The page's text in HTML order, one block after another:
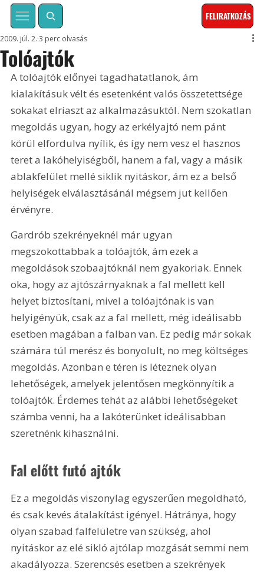
FELIRATKOZÁS
Tolóajtók
2009. júl. 2. 3 perc olvasás
A tolóajtók előnyei tagadhatatlanok, ám
kialakításuk vélt és esetenként valós összetettsége
sokakat elriaszt az alkalmazásuktól. Nem szokatlan
megoldás ugyan, hogy az erkélyajtó nem pánt
körül elfordulva nyílik, és így nem vesz el hasznos
teret a lakóhelyiségből, hanem a fal, vagy a másik
ablakfelület mellé siklik nyitáskor, ám ez a belső
helyiségek elválasztásánál mégsem jut kellően
érvényre.
Gardrób szekrényeknél már ugyan
megszokottabbak a tolóajtók, ám ezek a
megoldások szobaajtóknál nem gyakoriak. Ennek
oka, hogy az ajtószárnyaknak a fal mellett kell
helyet biztosítani, mivel a tolóajtónak is van
helyigényük, csak az a fal mellett, még ideálisabb
esetben magában a falban van. Ez pedig már sokak
számára túl merész és bonyolult, no meg költséges
megoldás. Azonban e téren is léteznek olyan
lehetőségek, amelyek jelentősen megkönnyítik a
tolóajtók. Érdemes tehát az alábbi lehetőségeket
számba venni, ha a lakóterünket ideálisabban
szeretnénk kihasználni.
Fal előtt futó ajtók
Ez a megoldás viszonylag egyszerűen megoldható,
és csak kevés átalakítást igényel. Hátránya, hogy
olyan szabad falfelületre van szükség, ahol
nyitáskor az elé sikló ajtólap mozgását semmi nem
akadályozza. Szerencsés esetben a szekrények